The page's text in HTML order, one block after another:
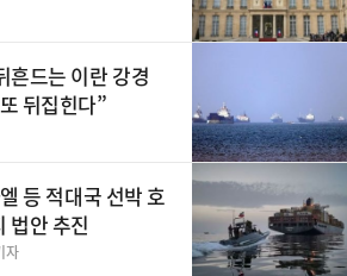
흔드는 이란 강경
뒤집힌다”
등 적대국 선박 호
법안 추진
자